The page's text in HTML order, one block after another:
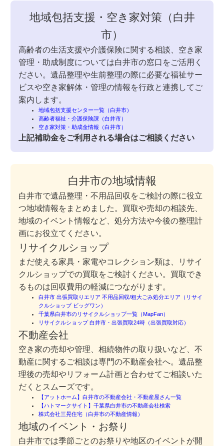
地域包括支援・空き家対策（白井
市）
高齢者の生活支援や介護保険に関する相談、空き家
管理・助成制度については白井市の窓口をご活用く
ださい。遺品整理や生前整理の際に必要な福祉サー
ビスや空き家解体・管理の情報を行政と連携してご
案内します。
地域包括支援センター一覧（白井市）
高齢者福祉・介護保険課（白井市）
空き家対策・助成金情報（白井市）
上記補助金をご利用される場合はご相談ください
白井市の地域情報
白井市で遺品整理・不用品回収をご検討の際に役立
つ地域情報をまとめました。買取や売却の相談先、
地域のイベント情報など、処分方法や今後の整理計
画にお役立てください。
リサイクルショップ
まだ使える家具・家電やコレクション類は、リサイ
クルショップでの買取をご検討ください。買取でき
るものは回収費用の軽減につながります。
白井市 出張買取りエリア 不用品回収/粗大ごみ処分エリア（リサイ
クルショップ ビッグワン）
千葉県白井市のリサイクルショップ一覧（MapFan）
リサイクルショップ 白井市・出張買取24時（出張買取対応）
不動産会社
空き家の売却や管理、相続物件の取り扱いなど、不
動産に関するご相談は専門の不動産会社へ。遺品整
理後の売却やリフォーム計画と合わせてご相談いた
だくとスムーズです。
【アットホーム】白井市の不動産会社・不動産屋さん一覧
【ハトマークサイト】千葉県白井市の不動産会社検索
株式会社三晃住宅（白井市の不動産情報）
地域のイベント・お祭り
白井市では季節ごとのお祭りや地区のイベントが開